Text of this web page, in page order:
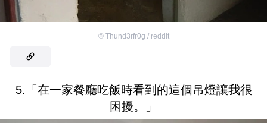
© Thund3rfr0g / reddit
5.「在一家餐廳吃飯時看到的這個吊燈讓我很
困擾。」